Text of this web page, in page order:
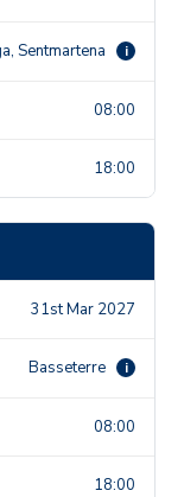
Sentmartena i
08:00
18:00
31st Mar 2027
Basseterre i
08:00
18:00